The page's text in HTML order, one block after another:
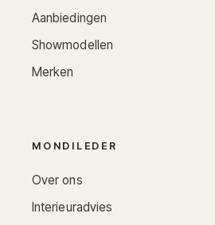
Aanbiedingen
Showmodellen
Merken
MONDILEDER
Over ons
Interieuradvies